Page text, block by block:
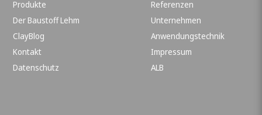
Produkte
Referenzen
Der Baustoff Lehm
Unternehmen
ClayBlog
Anwendungstechnik
Kontakt
Impressum
Datenschutz
ALB